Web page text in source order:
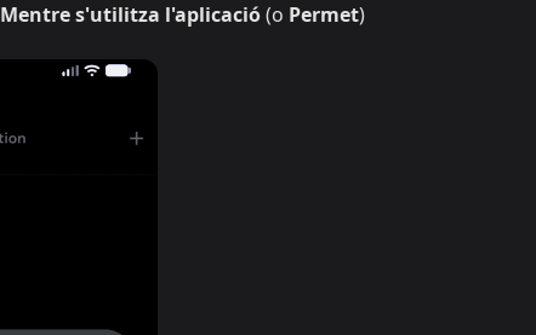
Mentre s'utilitza l'aplicació(o Permet)